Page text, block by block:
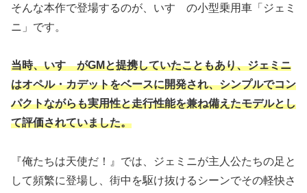
そんな本作で登場するのが、いすゞの小型乗用車「ジェミ
ニ」です。
当時、いすゞがGMと提携していたこともあり、ジェミニ
はオペル・カデットをベースに開発され、シンプルでコン
パクトながらも実用性と走行性能を兼ね備えたモデルとし
て評価されていました。
『俺たちは天使だ！』では、ジェミニが主人公たちの足と
して頻繁に登場し、街中を駆け抜けるシーンでその軽快さ